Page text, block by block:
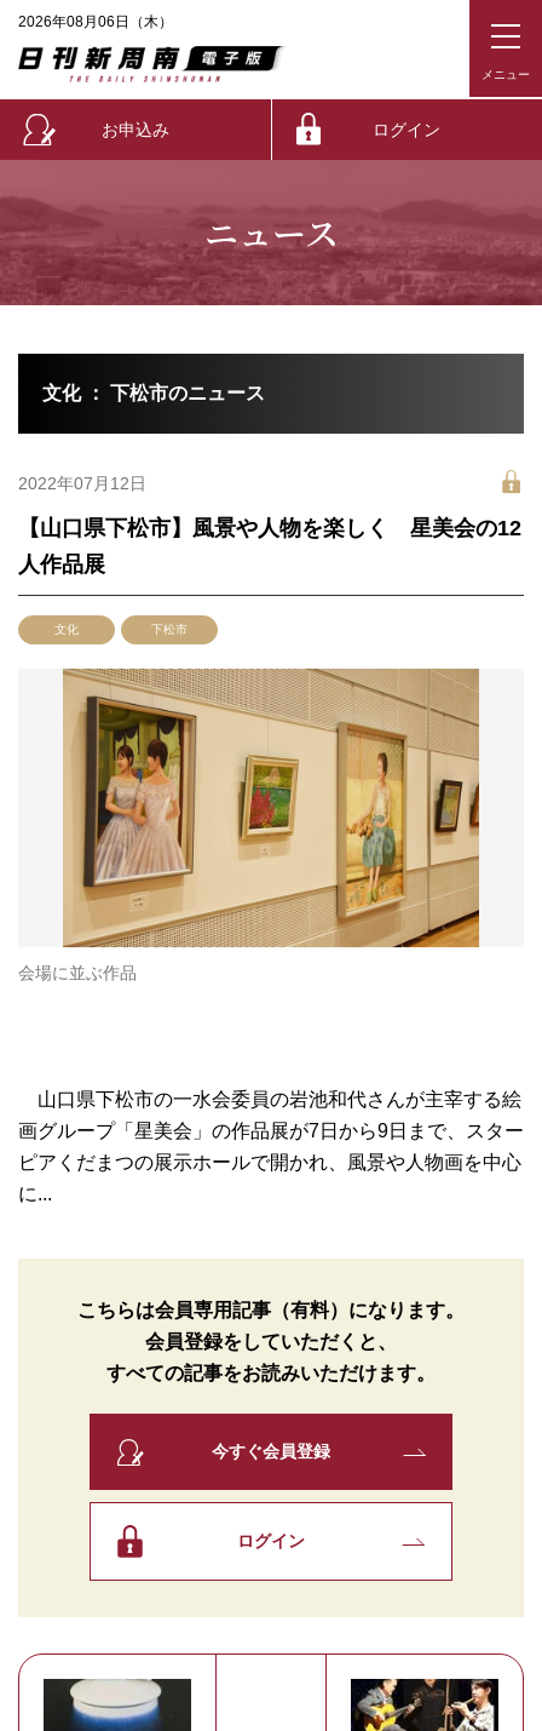
2026年08月06日（木）
お申込み ログイン
ニュース
文化 ： 下松市のニュース
2022年07月12日
【山口県下松市】風景や人物を楽しく 星美会の12
人作品展
文化 下松市
会場に並ぶ作品
山口県下松市の一水会委員の岩池和代さんが主宰する絵
画グループ「星美会」の作品展が7日から9日まで、スター
ピアくだまつの展示ホールで開かれ、風景や人物画を中心
に...
こちらは会員専用記事（有料）になります。
会員登録をしていただくと、
すべての記事をお読みいただけます。
今すぐ会員登録
ログイン